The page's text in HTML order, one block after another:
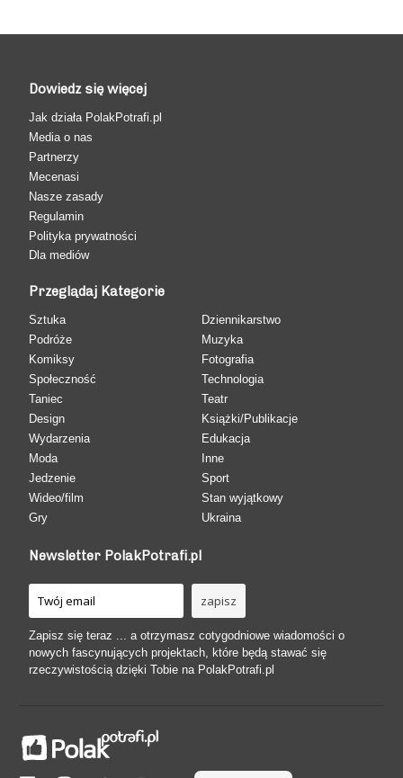
Dowiedz się więcej
Jak działa PolakPotrafi.pl
Media o nas
Partnerzy
Mecenasi
Nasze zasady
Regulamin
Polityka prywatności
Dla mediów
Przeglądaj Kategorie
Sztuka
Podróże
Komiksy
Społeczność
Taniec
Design
Wydarzenia
Moda
Jedzenie
Wideo/film
Gry
Dziennikarstwo
Muzyka
Fotografia
Technologia
Teatr
Książki/Publikacje
Edukacja
Inne
Sport
Stan wyjątkowy
Ukraina
Newsletter PolakPotrafi.pl
Zapisz się teraz ... a otrzymasz cotygodniowe wiadomości o
nowych fascynujących projektach, które będą stawać się
rzeczywistością dzięki Tobie na PolakPotrafi.pl